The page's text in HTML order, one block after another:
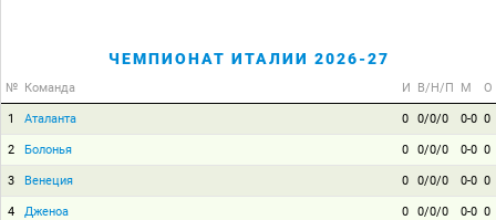
ЧЕМПИОНАТ ИТАЛИИ 2026-27
№ Команда И В/Н/П М О
1 Аталанта 0 0/0/0 0-0 0
2 Болонья 0 0/0/0 0-0 0
3 Венеция 0 0/0/0 0-0 0
4 Дженоа 0 0/0/0 0-0 0